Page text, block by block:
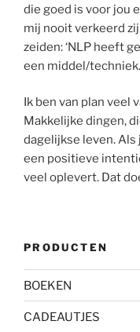
die goed is voor jou
mij nooit verkeerd
zeiden: ‘NLP heeft
een middel/
Ik ben van plan veel
Makkelijke dingen,
dagelijkse leven.
een positieve
veel oplevert. Dat
PRODUCTEN
BOEKEN
CADEAUTJES